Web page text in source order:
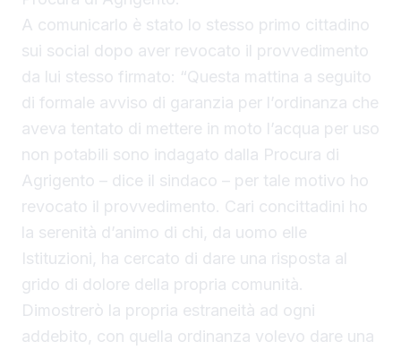
A comunicarlo è stato lo stesso primo cittadino
sui social dopo aver revocato il provvedimento
da lui stesso firmato: “Questa mattina a seguito
di formale avviso di garanzia per l’ordinanza che
aveva tentato di mettere in moto l’acqua per uso
non potabili sono indagato dalla Procura di
Agrigento – dice il sindaco – per tale motivo ho
revocato il provvedimento. Cari concittadini ho
la serenità d’animo di chi, da uomo elle
Istituzioni, ha cercato di dare una risposta al
grido di dolore della propria comunità.
Dimostrerò la propria estraneità ad ogni
addebito, con quella ordinanza volevo dare una